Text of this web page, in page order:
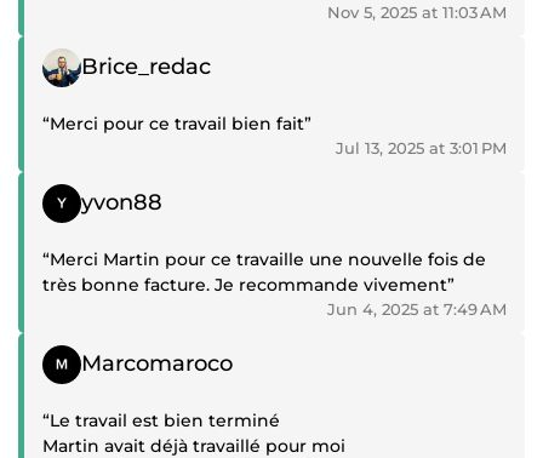
Nov 5, 2025 at 11:03 AM
Positive review
Brice_redac
“Merci pour ce travail bien fait”
Jul 13, 2025 at 3:01 PM
Positive review
yvon88
“Merci Martin pour ce travaille une nouvelle fois de
très bonne facture. Je recommande vivement”
Jun 4, 2025 at 7:49 AM
Positive review
Marcomaroco
“Le travail est bien terminé
Martin avait déjà travaillé pour moi